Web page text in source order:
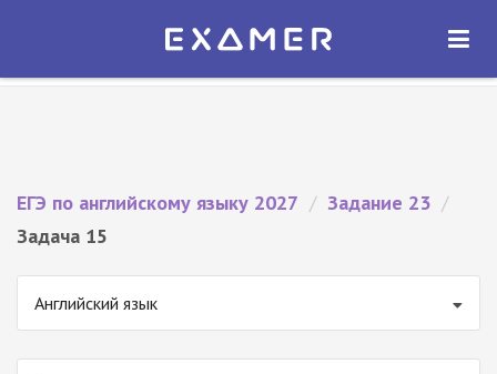
Экзамер — ЕГЭ 2027
ОТКРЫТЬ
ЕГЭ по английскому языку 2027 / Задание 23 /
Задача 15
Английский язык